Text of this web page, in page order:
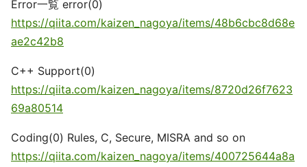
Error一覧 error(0)
https://qiita.com/kaizen_nagoya/items/48b6cbc8d68e
ae2c42b8
C++ Support(0)
https://qiita.com/kaizen_nagoya/items/8720d26f7623
69a80514
Coding(0) Rules, C, Secure, MISRA and so on
https://qiita.com/kaizen_nagoya/items/400725644a8a